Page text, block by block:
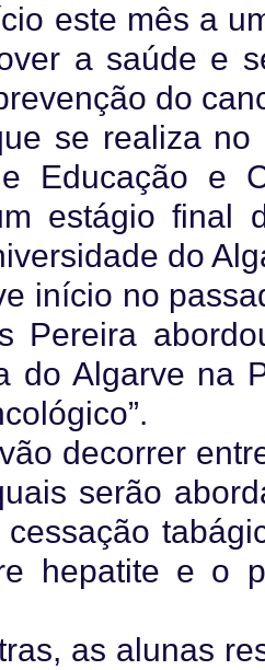
este mês a
a saúde e
do
se realiza no
Educação e
estágio final
do
início no
Pereira
do Algarve na
decorrer
serão
hepatite e o
as alunas